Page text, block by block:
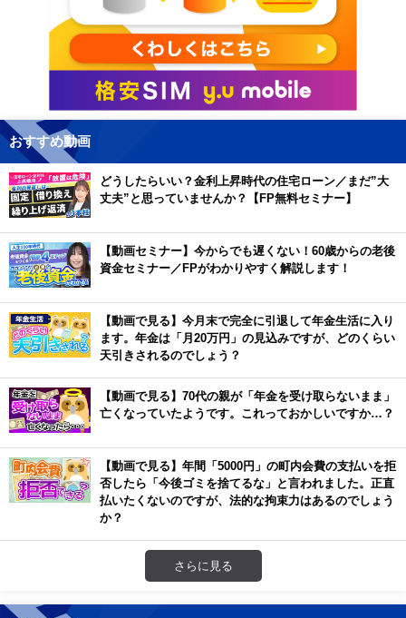
おすすめ動画
どうしたらいい？金利上昇時代の住宅ローン／まだ”大
丈夫”と思っていませんか？【FP無料セミナー】
【動画セミナー】今からでも遅くない！60歳からの老後
資金セミナー／FPがわかりやすく解説します！
【動画で見る】今月末で完全に引退して年金生活に入り
ます。年金は「月20万円」の見込みですが、どのくらい
天引きされるのでしょう？
【動画で見る】70代の親が「年金を受け取らないまま」
亡くなっていたようです。これっておかしいですか…？
【動画で見る】年間「5000円」の町内会費の支払いを拒
否したら「今後ゴミを捨てるな」と言われました。正直
払いたくないのですが、法的な拘束力はあるのでしょう
か？
さらに見る